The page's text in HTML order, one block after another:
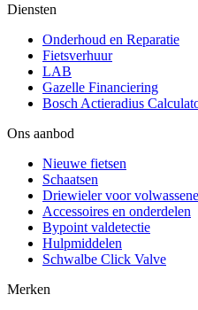
Diensten
Onderhoud en Reparatie
Fietsverhuur
LAB
Gazelle Financiering
Bosch Actieradius
Ons aanbod
Nieuwe fietsen
Schaatsen
Driewieler voor
Accessoires en onderdelen
Bypoint valdetectie
Hulpmiddelen
Schwalbe Click Valve
Merken